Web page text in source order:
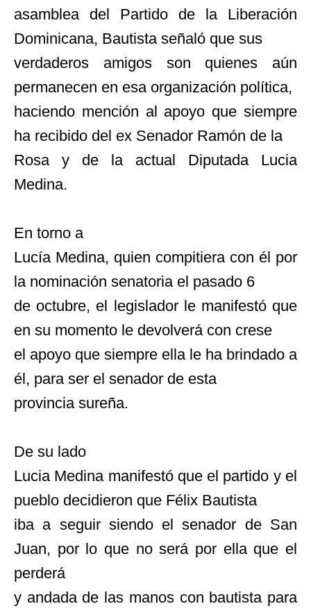
asamblea del Partido de la Liberación
Dominicana, Bautista señaló que sus
verdaderos amigos son quienes aún
permanecen en esa organización política,
haciendo mención al apoyo que siempre
ha recibido del ex Senador Ramón de la
Rosa y de la actual Diputada Lucia
Medina.
En torno a
Lucía Medina, quien compitiera con él por
la nominación senatoria el pasado 6
de octubre, el legislador le manifestó que
en su momento le devolverá con crese
el apoyo que siempre ella le ha brindado a
él, para ser el senador de esta
provincia sureña.
De su lado
Lucia Medina manifestó que el partido y el
pueblo decidieron que Félix Bautista
iba a seguir siendo el senador de San
Juan, por lo que no será por ella que el
perderá
y andada de las manos con bautista para